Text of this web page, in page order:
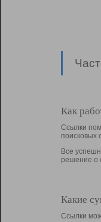
Как
Ссылки
поисковых
Все
решение о
Какие
Ссылки